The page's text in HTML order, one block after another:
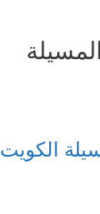
الكويت